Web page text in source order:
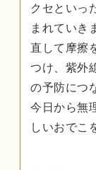
クセといっ
まれていき
直して摩擦
つけ、紫外
の予防につ
今日から無
しいおでこ